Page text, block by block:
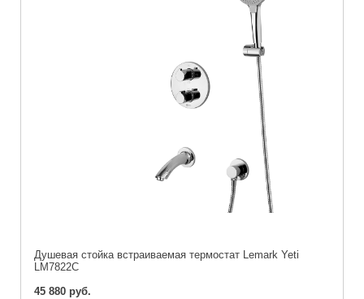
Душевая стойка встраиваемая термостат Lemark Yeti
LM7822C
45 880 руб.